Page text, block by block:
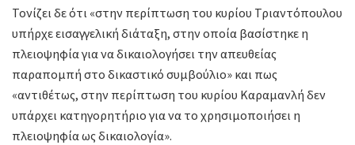
Τονίζει δε ότι «στην περίπτωση του κυρίου Τριαντόπουλου
υπήρχε εισαγγελική διάταξη, στην οποία βασίστηκε η
πλειοψηφία για να δικαιολογήσει την απευθείας
παραπομπή στο δικαστικό συμβούλιο» και πως
«αντιθέτως, στην περίπτωση του κυρίου Καραμανλή δεν
υπάρχει κατηγορητήριο για να το χρησιμοποιήσει η
πλειοψηφία ως δικαιολογία».